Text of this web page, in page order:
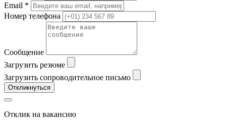
Email *
Номер телефона
Сообщение
Загрузить резюме
Загрузить сопроводительное письмо
Откликнуться
Отклик на вакансию